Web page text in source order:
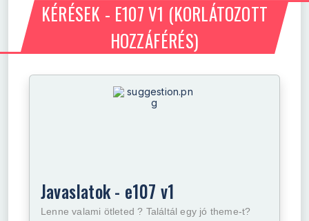
KÉRÉSEK - E107 V1 (KORLÁTOZOTT
HOZZÁFÉRÉS)
Javaslatok - e107 v1
Lenne valami ötleted ? Találtál egy jó theme-t?